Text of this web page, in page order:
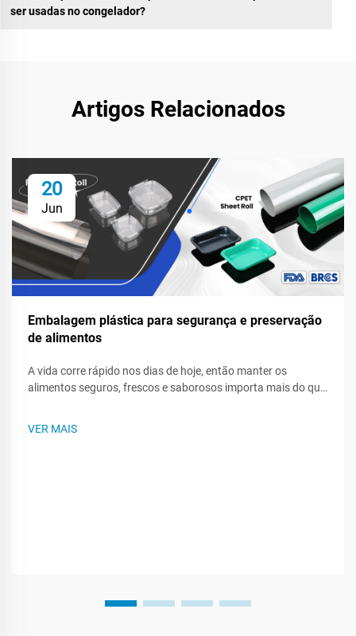
ser usadas no congelador?
Artigos Relacionados
20
Jun
Embalagem plástica para segurança e preservação
de alimentos
A vida corre rápido nos dias de hoje, então manter os
alimentos seguros, frescos e saborosos importa mais do que
VER MAIS